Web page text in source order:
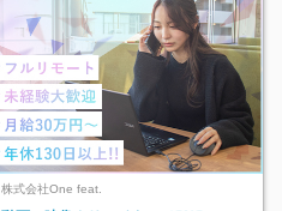
株式会社One feat.